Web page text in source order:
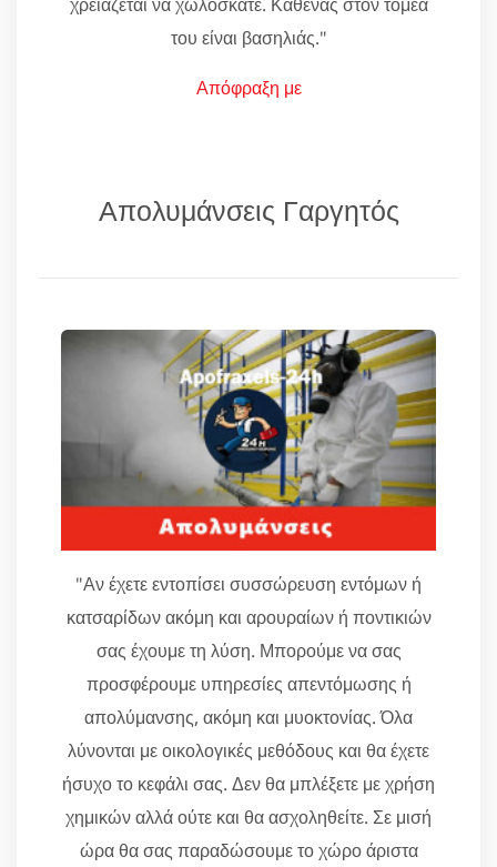
του είναι βασηλιάς."
Απόφραξη με
Απολυμάνσεις Γαργητός
"Αν έχετε εντοπίσει συσσώρευση εντόμων ή
κατσαρίδων ακόμη και αρουραίων ή ποντικιών
σας έχουμε τη λύση. Μπορούμε να σας
προσφέρουμε υπηρεσίες απεντόμωσης ή
απολύμανσης, ακόμη και μυοκτονίας. Όλα
λύνονται με οικολογικές μεθόδους και θα έχετε
ήσυχο το κεφάλι σας. Δεν θα μπλέξετε με χρήση
χημικών αλλά ούτε και θα ασχοληθείτε. Σε μισή
ώρα θα σας παραδώσουμε το χώρο άριστα